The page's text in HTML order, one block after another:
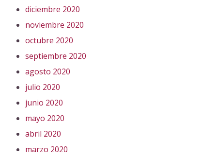
diciembre 2020
noviembre 2020
octubre 2020
septiembre 2020
agosto 2020
julio 2020
junio 2020
mayo 2020
abril 2020
marzo 2020